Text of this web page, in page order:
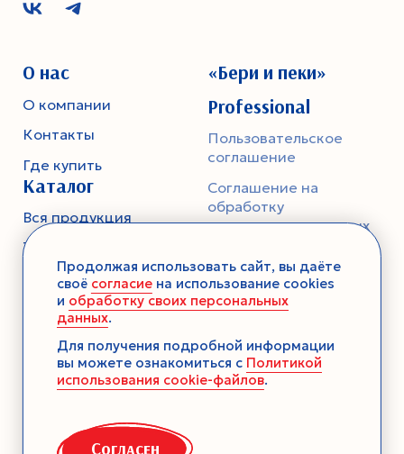
О нас
О компании
Контакты
Где купить
Каталог
Вся продукция
Тесто
Смеси-помощники
Ароматика
Десерты без выпечки
Консервация
«Бери и пеки»
Professional
Пользовательское
соглашение
Соглашение на
обработку
персональных данных
конфиденциальности
Продолжая использовать сайт, вы даёте
своё согласие на использование cookies
и обработку своих персональных
данных.
Для получения подробной информации
вы можете ознакомиться с Политикой
использования cookie-файлов.
Согласен